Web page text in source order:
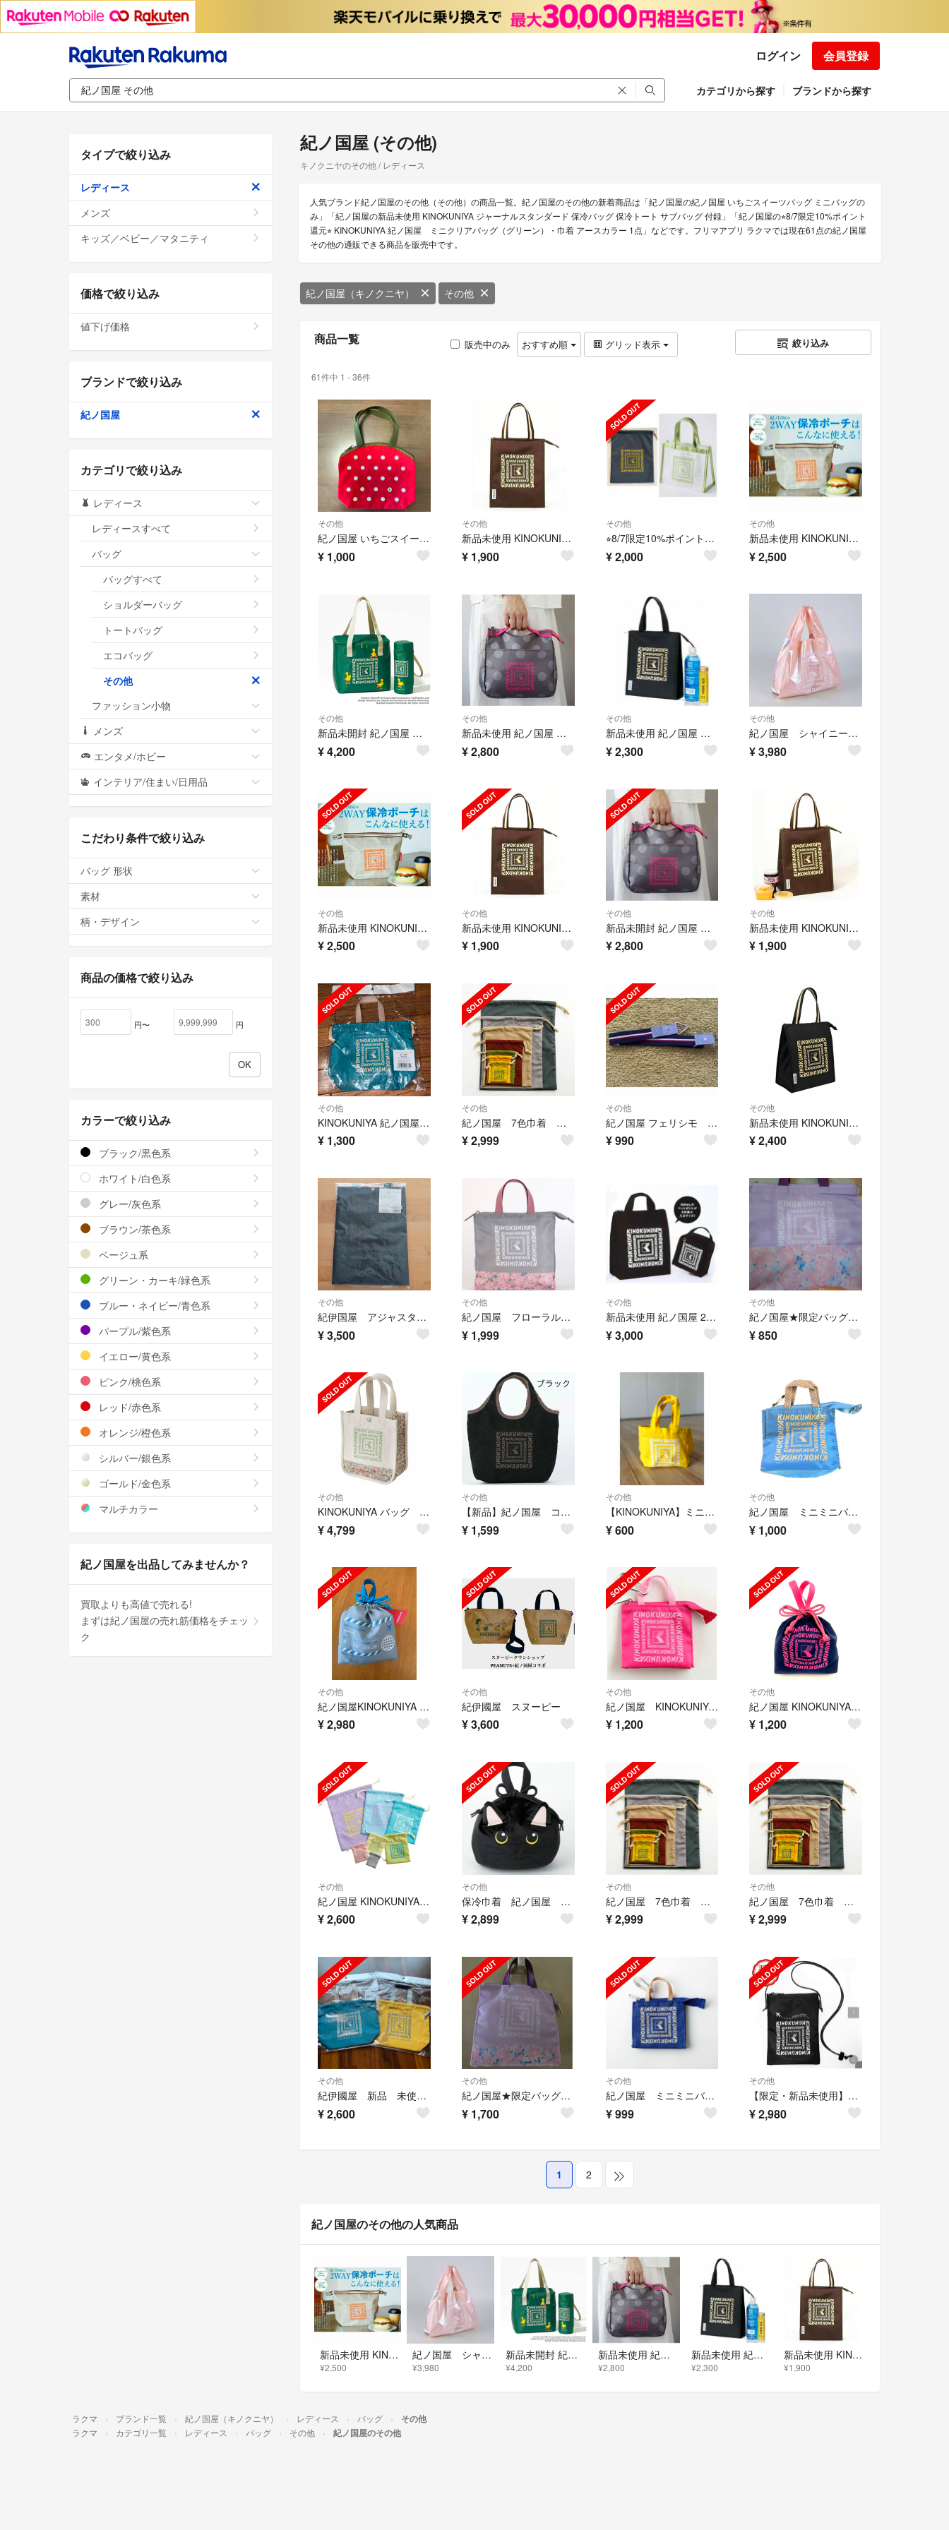
ログイン 会員登録
カテゴリから探す ブランドから探す
紀ノ国屋 (その他)
キノクニヤのその他 / レディース
人気ブランド紀ノ国屋のその他（その他）の商品一覧。紀ノ国屋のその他の新着商品は「紀ノ国屋の紀ノ国屋 いちごスイーツバッグ ミニバッグの
み」「紀ノ国屋の新品未使用 KINOKUNIYA ジャーナルスタンダード 保冷バッグ 保冷トート サブバッグ 付録」「紀ノ国屋の⭐︎8/7限定10%ポイント
還元⭐︎ KINOKUNIYA 紀ノ国屋 ミニクリアバッグ（グリーン）・巾着 アースカラー 1点」などです。フリマアプリ ラクマでは現在61点の紀ノ国屋
その他の通販できる商品を販売中です。
紀ノ国屋（キノクニヤ） その他
商品一覧 販売中のみ おすすめ順 グリッド表示 絞り込み
61件中 1 - 36件
その他
紀ノ国屋 いちごスイーツバッグ ミニバッグのみ
¥ 1,000
その他
新品未使用 KINOKUNIYA ジャーナルスタンダード 保冷バッグ 保冷トート サブバッグ 付録
¥ 1,900
その他
⭐︎8/7限定10%ポイント還元⭐︎ KINOKUNIYA 紀ノ国屋 ミニクリアバッグ（グリーン）・巾着 アースカラー 1点
¥2,000
その他
新品未使用 KINOKUNIYA 紀ノ国屋 2WAY 保冷 ポーチ バッグ ハンドル付き マルチケース 付録
¥2,500
その他
新品未開封 紀ノ国屋 セサミ 保冷バッグ 保冷ペットボトルホルダー セット 付録
¥4,200
その他
新品未使用 紀ノ国屋 保冷ポーチ マチ広 保冷 ランチバッグ 水玉模様 持ち手付き マルチバッグ ドット 付録
¥2,800
その他
新品未使用 紀ノ国屋 ジャーナルスタンダード レサージュ トートバッグ 保冷バッグ ゴールドロゴ 付録
¥2,300
その他
紀ノ国屋 シャイニーバイカラー ピンクパール
¥3,980
その他
新品未使用 KINOKUNIYA 紀ノ国屋 2WAY 保冷 ポーチ バッグ 付録
¥2,500
その他
新品未使用 KINOKUNIYA ジャーナルスタンダード 保冷バッグ 付録
¥ 1,900
その他
新品未開封 紀ノ国屋 保冷ポーチ マチ広 保冷 ランチバッグ 水玉模様 付録
¥2,800
その他
新品未使用 KINOKUNIYA ジャーナルスタンダード 保冷バッグ 付録
¥ 1,900
その他
KINOKUNIYA 紀ノ国屋 手提げ巾着 ピーコック×ベージュ 新品未開封
¥ 1,300
その他
紀ノ国屋 7色巾着 アースカラー 7枚セット
¥2,999
その他
紀ノ国屋 フェリシモ 延長ショルダー
¥990
その他
新品未使用 KINOKUNIYA ジャーナルスタンダード 保冷バッグ 付録
¥2,400
その他
紀伊国屋 アジャスタブルストラップバッグ(日本製)
¥3,500
その他
紀ノ国屋 フローラル スイーツ バッグ グレー おまけ付き
¥ 1,999
その他
新品未使用 紀ノ国屋 2点セット 保温 保冷 バッグ トートバッグ 付録
¥3,000
その他
紀ノ国屋★限定バッグ★新品未使用送料込み
¥850
その他
KINOKUNIYA バッグ ローラアシュレイ
¥4,799
その他
【新品】紀ノ国屋 コーデュロイミニバッグ ブラック
¥ 1,599
その他
【KINOKUNIYA】ミニバッグ
¥600
その他
紀ノ国屋 ミニミニバッグ
¥ 1,000
その他
紀ノ国屋KINOKUNIYA 羽田空港限定スイーツバッグ（ミニバッグ＆お菓子）
¥2,980
その他
紀伊國屋 スヌーピー
¥3,600
その他
紀ノ国屋 KINOKUNIYA ミニミニバッグ ラッピング仕様+紙袋
¥ 1,200
その他
紀ノ国屋 KINOKUNIYA 手提げ巾着バッグ
¥ 1,200
その他
紀ノ国屋 KINOKUNIYA ７色巾着 パステルカラー
¥2,600
その他
保冷巾着 紀ノ国屋 黒猫 猫型 未使用未開封
¥2,899
その他
紀ノ国屋 7色巾着 アースカラー 7枚セット
¥2,999
その他
紀ノ国屋 7色巾着 アースカラー 7枚セット
¥2,999
その他
紀伊國屋 新品 未使用 手提げ巾着 セット ミニバッグ 巾着
¥2,600
その他
紀ノ国屋★限定バッグ★新品未使用送料込み
¥ 1,700
その他
紀ノ国屋 ミニミニバッグ 新品未開封 インディゴ
¥999
その他
【限定・新品未使用】羽田空港限定 紀伊国屋 サコッシュ ブラック
¥2,980
1 2
紀ノ国屋のその他の人気商品
新品未使用 KINOKUNIYA 紀ノ国屋 2WAY 保冷 ポーチ バッグ ハンドル付き マルチケース 付録
¥2,500
紀ノ国屋 シャイニーバイカラー ピンクパール
¥3,980
新品未開封 紀ノ国屋 セサミ 保冷バッグ 保冷ペットボトルホルダー セット 付録
¥4,200
新品未使用 紀ノ国屋 保冷ポーチ マチ広 保冷 ランチバッグ 水玉模様 持ち手付き マルチバッグ ドット 付録
¥2,800
新品未使用 紀ノ国屋 ジャーナルスタンダード レサージュ トートバッグ 保冷バッグ ゴールドロゴ 付録
¥2,300
新品未使用 KINOKUNIYA ジャーナルスタンダード 保冷バッグ 保冷トート サブバッグ 付録
¥1,900
タイプで絞り込み
レディース
メンズ
キッズ／ベビー／マタニティ
価格で絞り込み
値下げ価格
ブランドで絞り込み
紀ノ国屋
カテゴリで絞り込み
レディース
レディースすべて
バッグ
バッグすべて
ショルダーバッグ
トートバッグ
エコバッグ
その他
ファッション小物
メンズ
エンタメ/ホビー
インテリア/住まい/日用品
こだわり条件で絞り込み
バッグ 形状
素材
柄・デザイン
商品の価格で絞り込み
円〜 円
カラーで絞り込み
ブラック/黒色系
ホワイト/白色系
グレー/灰色系
ブラウン/茶色系
ベージュ系
グリーン・カーキ/緑色系
ブルー・ネイビー/青色系
パープル/紫色系
イエロー/黄色系
ピンク/桃色系
レッド/赤色系
オレンジ/橙色系
シルバー/銀色系
ゴールド/金色系
マルチカラー
紀ノ国屋を出品してみませんか？
買取よりも高値で売れる!
まずは紀ノ国屋の売れ筋価格をチェッ
ク
ラクマ ブランド一覧 紀ノ国屋（キノクニヤ） レディース バッグ その他
ラクマ カテゴリ一覧 レディース バッグ その他 紀ノ国屋のその他